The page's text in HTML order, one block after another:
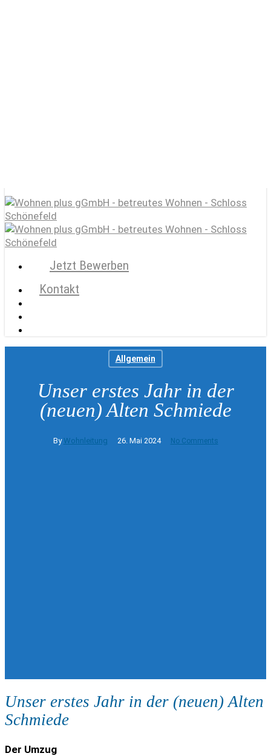
search
account
Menu
Jetzt Bewerben
Kontakt
Allgemein
Unser erstes Jahr in der
(neuen) Alten Schmiede
By Wohnleitung 26. Mai 2024 No Comments
Unser erstes Jahr in der (neuen) Alten
Schmiede
Der Umzug